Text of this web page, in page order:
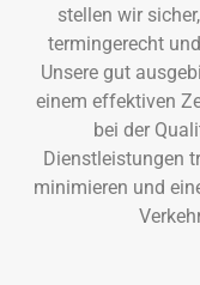
stellen wir
termingerecht
Unsere gut
einem effektiven
bei der
Dienstleistungen
minimieren und